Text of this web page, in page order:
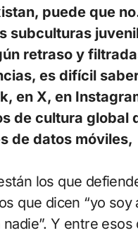
puede que
subculturas
retraso y
es difícil
en X, en
de cultura global
de datos móviles,
que dicen “yo soy
Y entre esos